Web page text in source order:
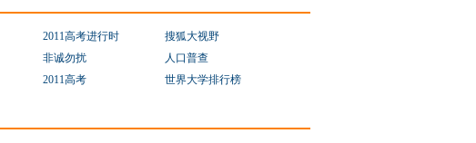
2011高考进行时
搜狐大视野
非诚勿扰
人口普查
2011高考 世界大学排行榜